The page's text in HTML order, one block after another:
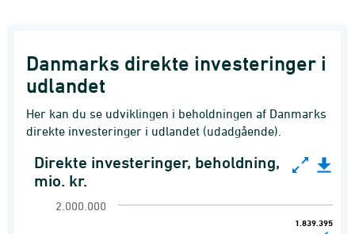
Danmarks direkte investeringer i
udlandet
Her kan du se udviklingen i beholdningen af Danmarks
direkte investeringer i udlandet (udadgående).
Direkte investeringer, beholdning, mio. kr.
Line chart with 19 data points.
Danske direkte investeringer I udlandet
Direkte investeringer, beholdning,
mio. kr.
1.839.395
1.839.395
2.000.000